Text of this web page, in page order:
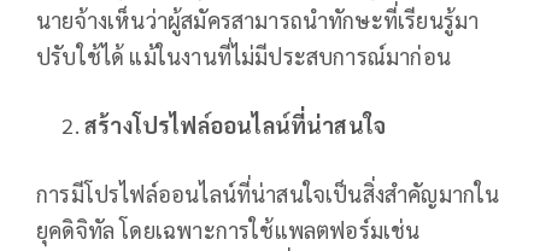
นายจ้างเห็นว่าผู้สมัครสามารถนำทักษะที่เรียนรู้มา
ปรับใช้ได้ แม้ในงานที่ไม่มีประสบการณ์มาก่อน
สร้างโปรไฟล์ออนไลน์ที่น่าสนใจ
การมีโปรไฟล์ออนไลน์ที่น่าสนใจเป็นสิ่งสำคัญมากใน
ยุคดิจิทัล โดยเฉพาะการใช้แพลตฟอร์มเช่น